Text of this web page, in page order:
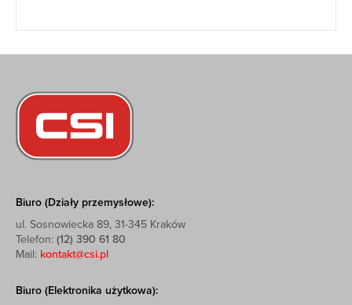
Biuro (Działy przemysłowe):
ul. Sosnowiecka 89, 31-345 Kraków
Telefon: (12) 390 61 80
Mail: kontakt@csi.pl
Biuro (Elektronika użytkowa):